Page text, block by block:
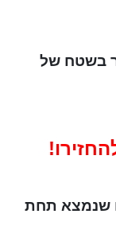
בשטח של
שנמצא תחת